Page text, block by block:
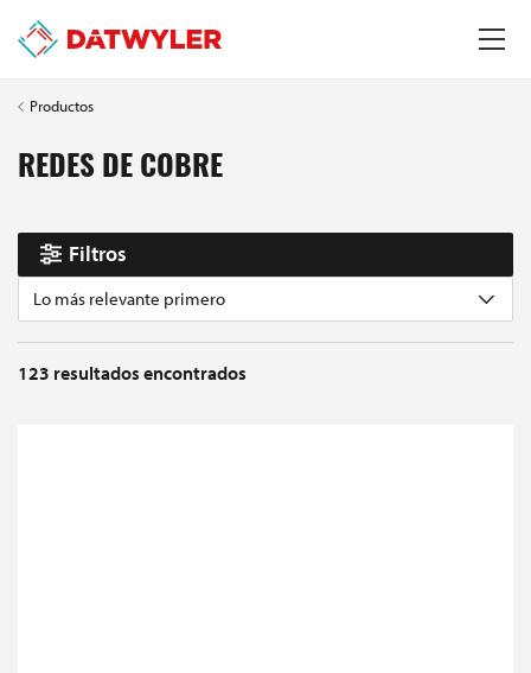
Productos
REDES DE COBRE
Filtros
Lo más relevante primero
123 resultados encontrados